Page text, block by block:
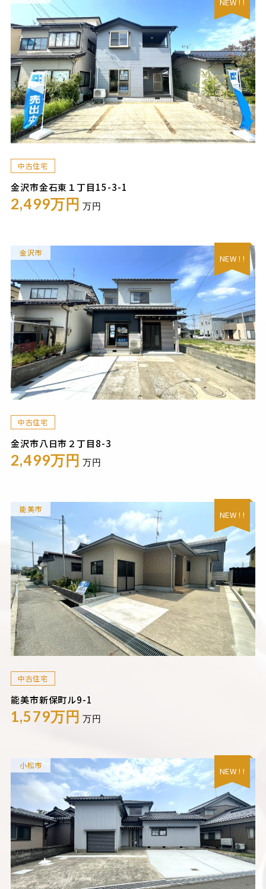
中古住宅
金沢市金石東１丁目15-3-1
2,499万円 万円
金沢市
NEW ! !
中古住宅
金沢市八日市２丁目8-3
2,499万円 万円
能美市
NEW ! !
中古住宅
能美市新保町ル9-1
1,579万円 万円
小松市
NEW ! !